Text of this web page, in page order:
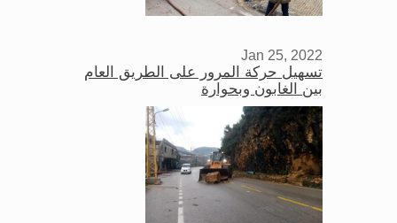
Jan 25, 2022
تسهيل حركة المرور على الطريق العام
بين الغابون وبحوارة